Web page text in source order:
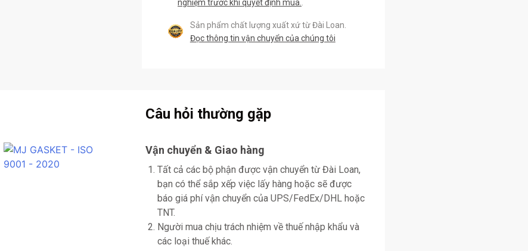
nghiệm trước khi quyết định mua.
Sản phẩm chất lượng xuất xứ từ Đài Loan.
Đọc thông tin vận chuyển của chúng tôi
Câu hỏi thường gặp
Vận chuyển & Giao hàng
Tất cả các bộ phận được vận chuyển từ Đài Loan,
bạn có thể sắp xếp việc lấy hàng hoặc sẽ được
báo giá phí vận chuyển của UPS/FedEx/DHL hoặc
TNT.
Người mua chịu trách nhiệm về thuế nhập khẩu và
các loại thuế khác.